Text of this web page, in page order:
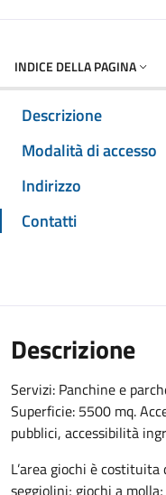
INDICE DELLA PAGINA
Descrizione
Modalità di accesso
Indirizzo
Contatti
Descrizione
Servizi: Panchine e
Superficie: 5500 mq.
pubblici, accessibilità
L’area giochi è
seggiolini; giochi a